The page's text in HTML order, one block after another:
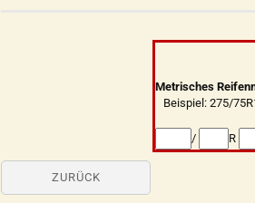
Metrisches
Beispiel: 275/
/ R
ZURÜCK